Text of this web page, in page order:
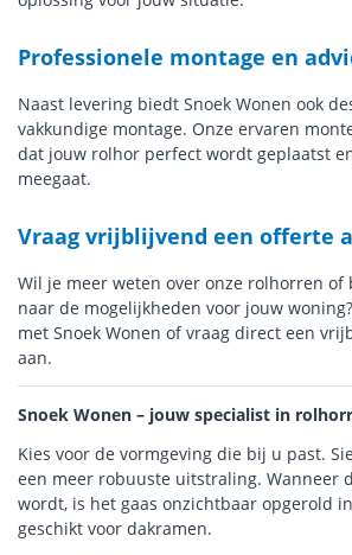
Professionele montage en
Naast levering biedt Snoek Wonen ook
vakkundige montage. Onze ervaren
dat jouw rolhor perfect wordt geplaatst
meegaat.
Vraag vrijblijvend een offerte
Wil je meer weten over onze rolhorren of
naar de mogelijkheden voor jouw
met Snoek Wonen of vraag direct een
aan.
Snoek Wonen – jouw specialist in
Kies voor de vormgeving die bij u past.
een meer robuuste uitstraling. Wanneer
wordt, is het gaas onzichtbaar opgerold
geschikt voor dakramen.